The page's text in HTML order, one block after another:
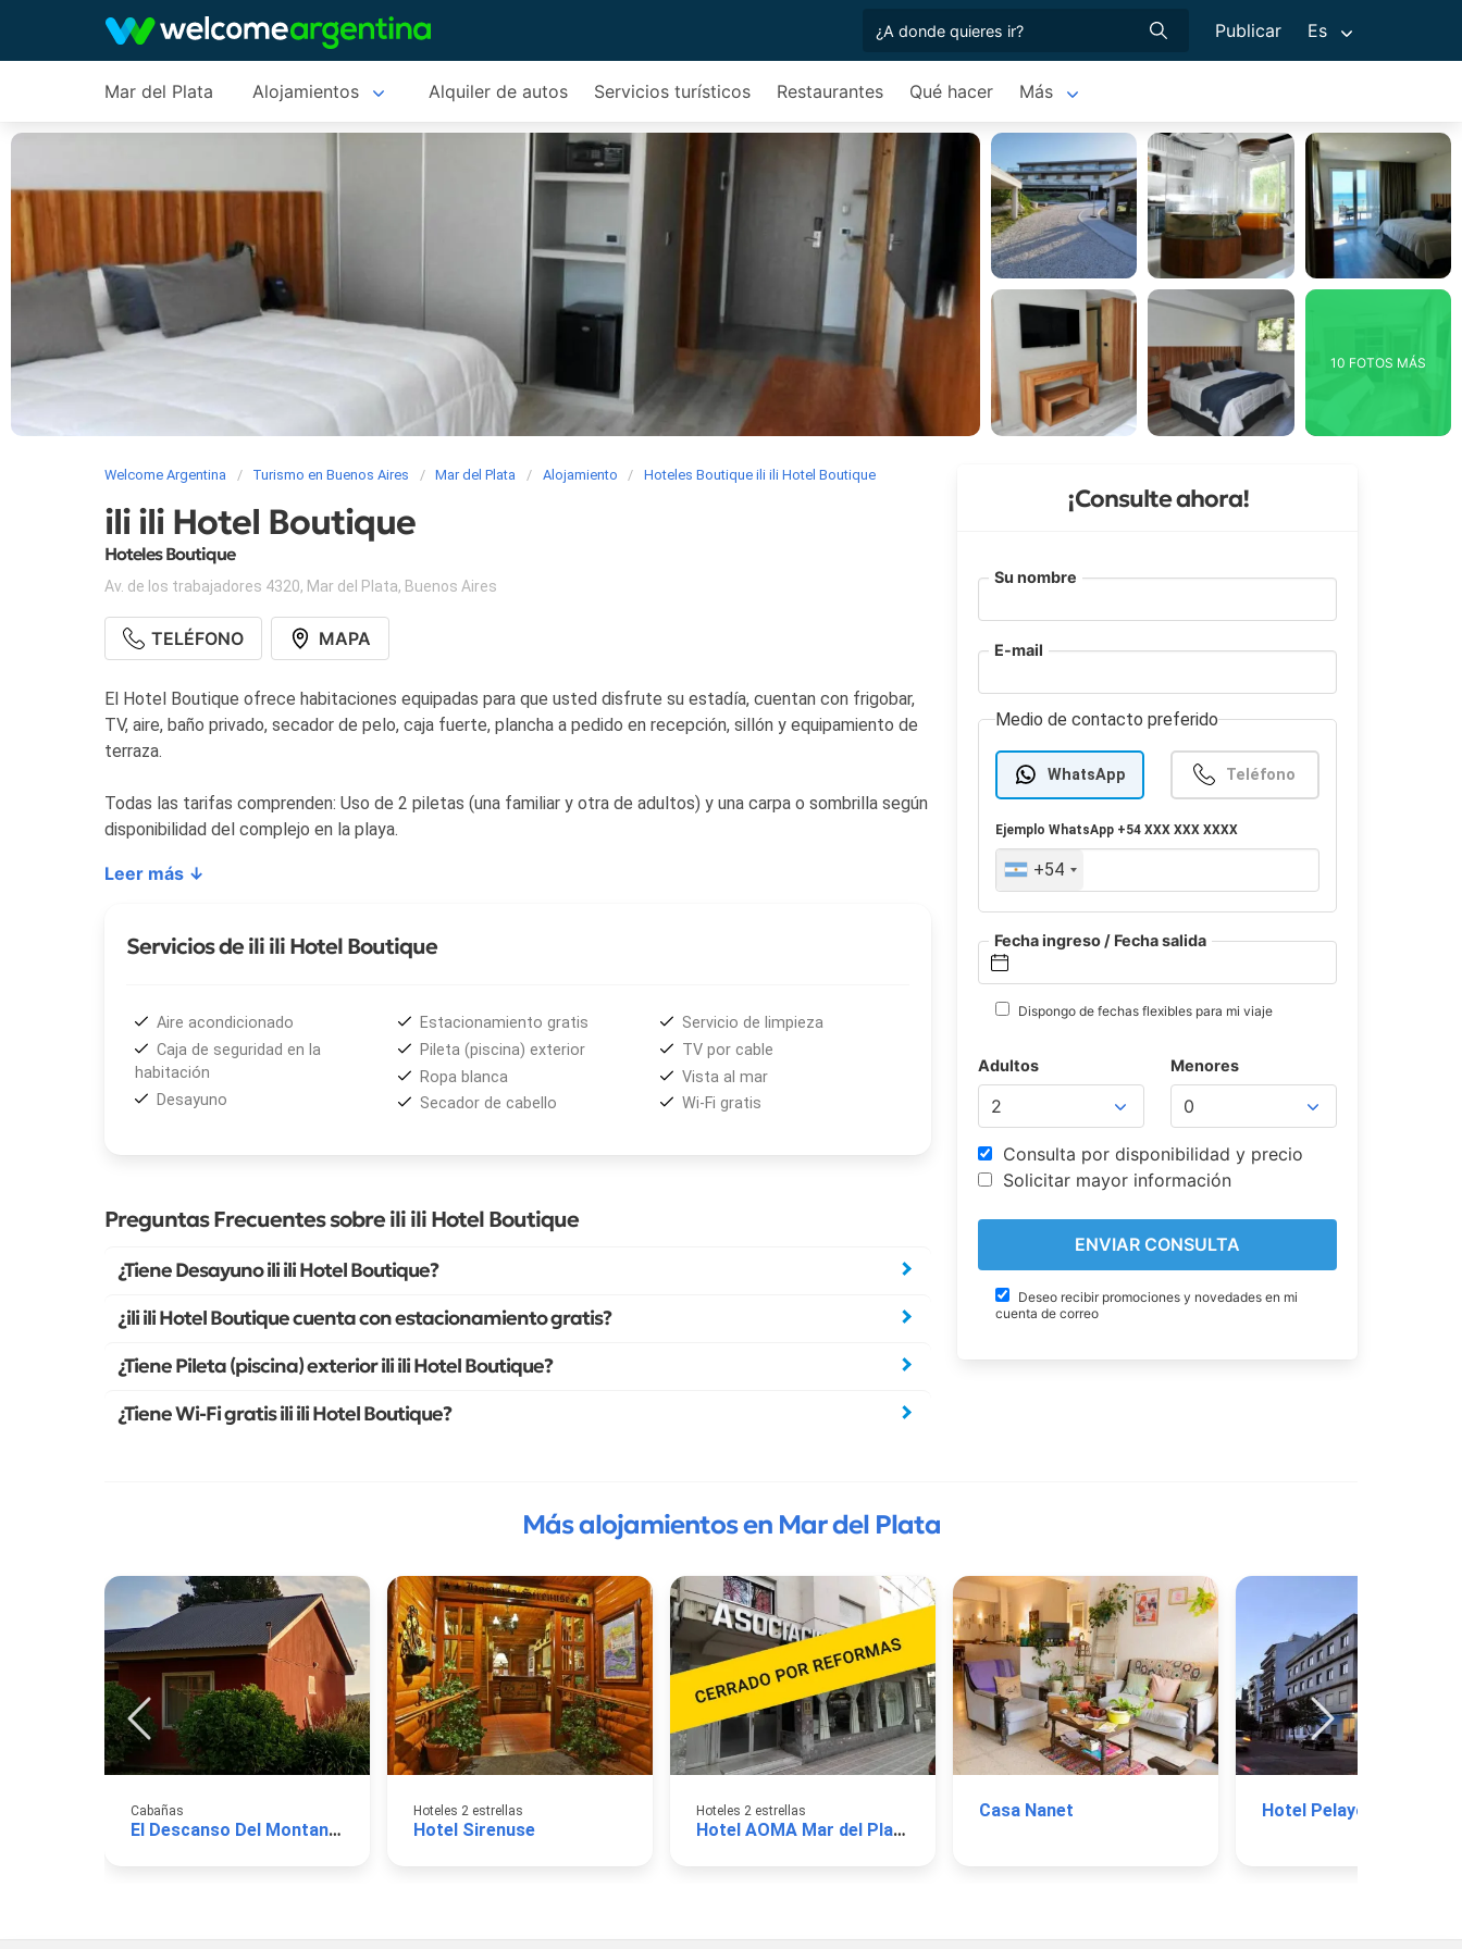
Publicar Es
Mar del Plata Alojamientos Alquiler de autos Servicios turísticos Restaurantes Qué hacer Más
10 FOTOS MÁS
Welcome Argentina Turismo en Buenos Aires Mar del Plata Alojamiento Hoteles Boutique ili ili Hotel Boutique
ili ili Hotel Boutique
Hoteles Boutique
Av. de los trabajadores 4320, Mar del Plata, Buenos Aires
TELÉFONO MAPA
El Hotel Boutique ofrece habitaciones equipadas para que usted disfrute su estadía, cuentan con frigobar,
TV, aire, baño privado, secador de pelo, caja fuerte, plancha a pedido en recepción, sillón y equipamiento de
terraza.
Todas las tarifas comprenden: Uso de 2 piletas (una familiar y otra de adultos) y una carpa o sombrilla según
disponibilidad del complejo en la playa.
Leer más ↓
Servicios de ili ili Hotel Boutique
Aire acondicionado
Caja de seguridad en la
habitación
Desayuno
Estacionamiento gratis
Pileta (piscina) exterior
Ropa blanca
Secador de cabello
Servicio de limpieza
TV por cable
Vista al mar
Wi-Fi gratis
Preguntas Frecuentes sobre ili ili Hotel Boutique
¿Tiene Desayuno ili ili Hotel Boutique?
¿ili ili Hotel Boutique cuenta con estacionamiento gratis?
¿Tiene Pileta (piscina) exterior ili ili Hotel Boutique?
¿Tiene Wi-Fi gratis ili ili Hotel Boutique?
¡Consulte ahora!
Su nombre
E-mail
Medio de contacto preferido
WhatsApp Teléfono
EjemploWhatsApp +54 XXX XXX XXXX
+54
Fecha ingreso / Fecha salida
Dispongo de fechas flexibles para mi viaje
Adultos Menores
Consulta por disponibilidad y precio
Solicitar mayor información
Deseo recibir promociones y novedades en mi
cuenta de correo
Más alojamientos en Mar del Plata
Cabañas
El Descanso Del Montanes
Hoteles 2 estrellas
Hotel Sirenuse
Hoteles 2 estrellas
Hotel AOMA Mar del Plata
Casa Nanet Hotel Pelayo